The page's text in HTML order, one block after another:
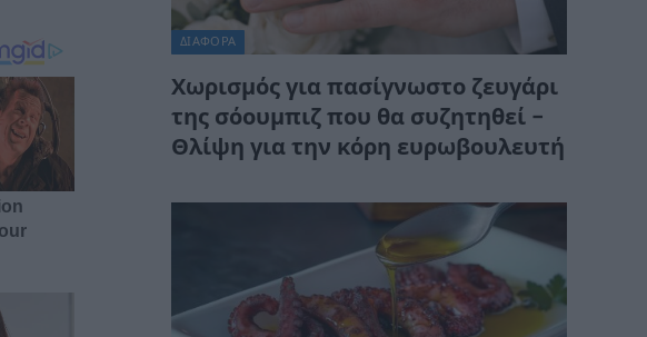
ΔΙΆΦΟΡΑ
Χωρισμός για πασίγνωστο ζευγάρι
της σόουμπιζ που θα συζητηθεί –
Θλίψη για την κόρη ευρωβουλευτή